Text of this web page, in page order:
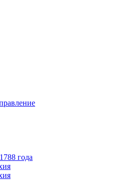
года